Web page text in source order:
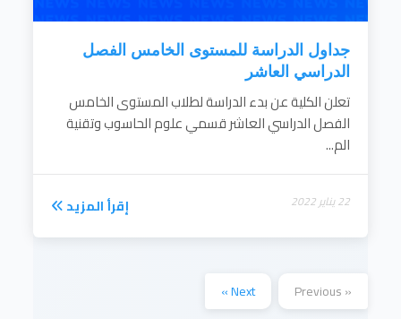
جداول الدراسة للمستوى الخامس الفصل
الدراسي العاشر
تعلن الكلية عن بدء الدراسة لطلاب المستوى الخامس
الفصل الدراسي العاشر قسمي علوم الحاسوب وتقنية
الم...
22 يناير 2022 إقرأ المزيد
« Previous
Next »